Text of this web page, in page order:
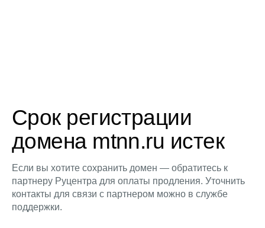
Срок регистрации
домена mtnn.ru истек
Если вы хотите сохранить домен — обратитесь к
партнеру Руцентра для оплаты продления. Уточнить
контакты для связи с партнером можно в службе
поддержки.